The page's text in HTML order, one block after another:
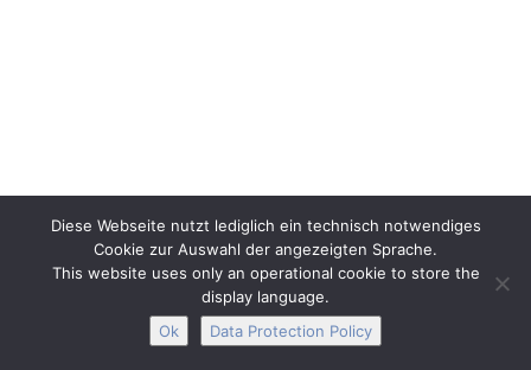
Diese Webseite nutzt lediglich ein technisch notwendiges
Cookie zur Auswahl der angezeigten Sprache.
This website uses only an operational cookie to store the
display language.
Ok
Data Protection Policy